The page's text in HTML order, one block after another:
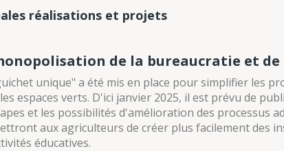
réalisations et projets
de la bureaucratie et
unique" a été mis en place pour simplifier les
espaces verts. D'ici janvier 2025, il est prévu de
et les possibilités d'amélioration des processus
aux agriculteurs de créer plus facilement des
éducatives.